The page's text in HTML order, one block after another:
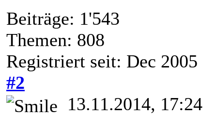
Beiträge: 1'543
Themen: 808
Registriert seit: Dec 2005
#2
13.11.2014, 17:24